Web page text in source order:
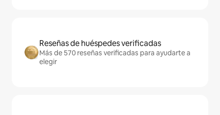
Reseñas de huéspedes verificadas
Más de 570 reseñas verificadas para ayudarte a
elegir